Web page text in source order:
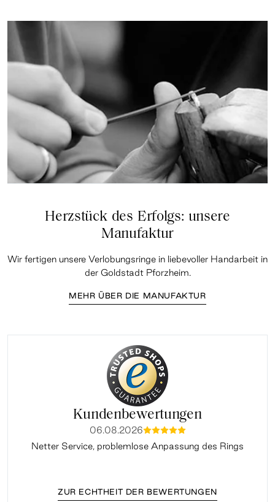
Herzstück des Erfolgs: unsere
Manufaktur
Wir fertigen unsere Verlobungsringe in liebevoller Handarbeit in
der Goldstadt Pforzheim.
MEHR ÜBER DIE MANUFAKTUR
Kundenbewertungen
06.08.2026mmmmm
Netter Service, problemlose Anpassung des Rings
ZUR ECHTHEIT DER BEWERTUNGEN